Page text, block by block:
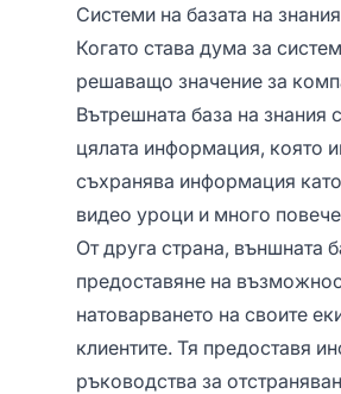
Системи на базата на знания
Когато става дума за
решаващо значение за
Вътрешната база на знания
цялата информация, която
съхранява информация
видео уроци и много
От друга страна, външната
предоставяне на
натоварването на своите
клиентите. Тя предоставя
ръководства за